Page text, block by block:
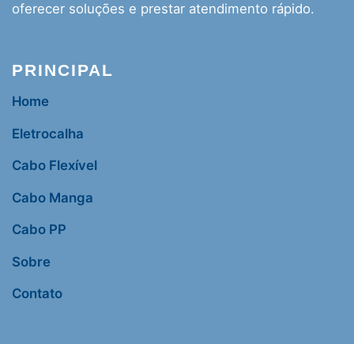
oferecer soluções e prestar atendimento rápido.
PRINCIPAL
Home
Eletrocalha
Cabo Flexível
Cabo Manga
Cabo PP
Sobre
Contato